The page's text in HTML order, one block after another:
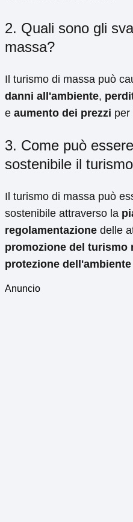
2. Quali sono gli
massa?
Il turismo di massa può
danni all'ambiente,
e aumento dei prezzi per
3. Come può
sostenibile il
Il turismo di massa può
sostenibile attraverso la
regolamentazione delle
promozione del turismo
protezione
Anuncio